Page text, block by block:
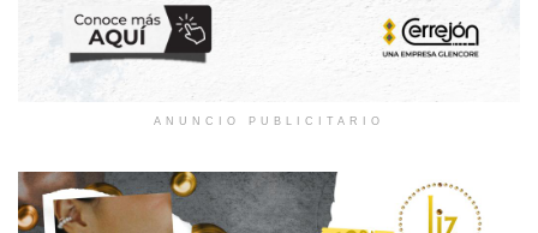
ANUNCIO PUBLICITARIO